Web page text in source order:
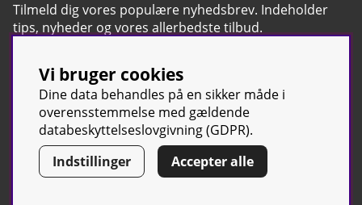
Tilmeld dig vores populære nyhedsbrev. Indeholder
tips, nyheder og vores allerbedste tilbud.
© Sport & Gym Butiken JTC AB |Kontakt os| All rights reserved |
(svensk tilsvarende CVR-nummer)556668-7058 | Tel: +46 500-
42 87 00
Vi bruger cookies
Dine data behandles på en sikker måde i
overensstemmelse med gældende
databeskyttelseslovgivning (GDPR).
Indstillinger
Accepter alle